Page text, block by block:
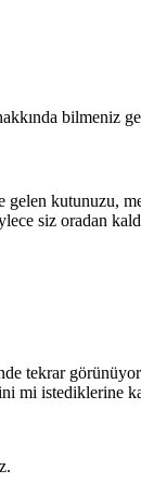
bilmeniz
kutunuzu,
siz oradan
tekrar
mi istediklerine